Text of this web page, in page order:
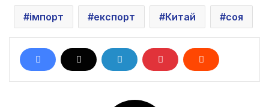
імпорт експорт Китай соя